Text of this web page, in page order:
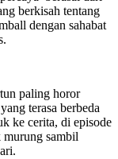
berkisah tentang
dengan sahabat
paling horor
terasa berbeda
ke cerita, di episode
sambil